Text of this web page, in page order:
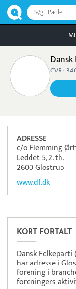
Søg i Paqle
CVR ·
ADRESSE
c/o Flemming
Leddet 5, 2. th.
2600 Glostrup
www.df.dk
KORT FORTALT
Dansk
har adresse i
forening i
foreningers